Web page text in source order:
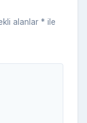
alanlar * ile